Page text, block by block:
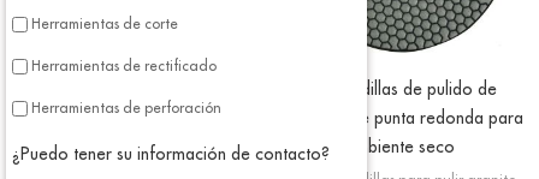
diamante para piedra húmeda
Las almohadillas de pulido de
Almohadillas de pulido de
diamante de punta redonda para
ambiente seco
Herramientas de corte
Herramientas de rectificado
Herramientas de perforación
¿Puedo tener su información de contacto?